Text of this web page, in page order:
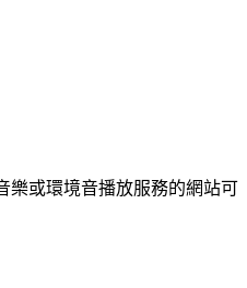
樂或環境音播放服務的網站可